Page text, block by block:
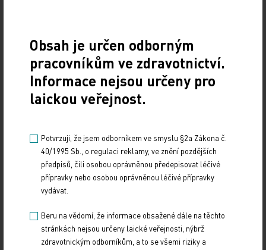
19. světový kongres Controversies in Neurology
10. 3. 2025
19. světový kongres Controversies in Neurology (CONy)
se bude konat v termínu 20.–22. března 2025 v Praze.
Vystavování ePoukazů
17. 12. 2024
Dnešní Poradna přináší přehled o tom, jak funguje
ePoukaz, kde ho lze uplatnit a jaké možnosti má lékař
při jeho předání pacientovi. Představí mimo…
NUDZ nabízí kurs pro rodiče dětí s úzkostí
Obsah je určen odborným
pracovníkům ve zdravotnictví.
Informace nejsou určeny pro
laickou veřejnost.
Potvrzuji, že jsem odborníkem ve smyslu §2a Zákona č.
40/1995 Sb., o regulaci reklamy, ve znění pozdějších
předpisů, čili osobou oprávněnou předepisovat léčivé
přípravky nebo osobou oprávněnou léčivé přípravky
vydávat.
Beru na vědomí, že informace obsažené dále na těchto
stránkách nejsou určeny laické veřejnosti, nýbrž
zdravotnickým odborníkům, a to se všemi riziky a